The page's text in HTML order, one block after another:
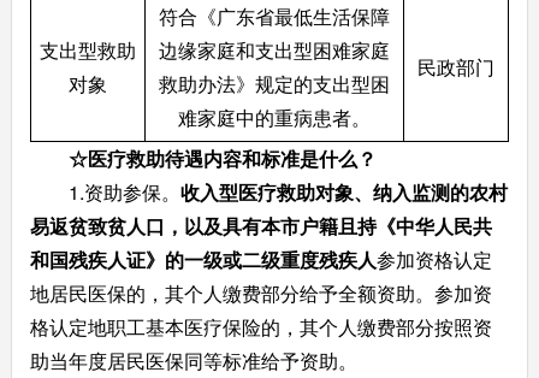
支出型救助
对象
符合《广东省最低生活保障
边缘家庭和支出型困难家庭
救助办法》规定的支出型困
难家庭中的重病患者。
民政部门
☆医疗救助待遇内容和标准是什么？
1.资助参保。 收入型医疗救助对象、纳入监测的农村
易返贫致贫人口 ， 以及具有本市户籍且持《中华人民共
和国残疾人证》的一级或二级重度残疾人参加资格认定
地居民医保的，其个人缴费部分给予全额资助。参加资
格认定地职工基本医疗保险的，其个人缴费部分按照资
助当年度居民医保同等标准给予资助。